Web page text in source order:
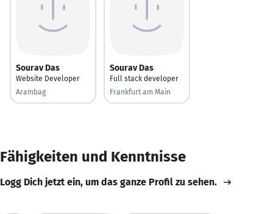
Sourav Das
Website Developer
Arambag
Sourav Das
Full stack developer
Frankfurt am Main
Fähigkeiten und Kenntnisse
Logg Dich jetzt ein, um das ganze Profil zu sehen.